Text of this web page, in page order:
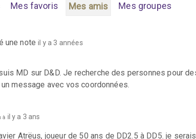
Mes favoris Mes amis Mes groupes
une noteil y a 3 années
MD sur D&D. Je recherche des personnes pour
message avec vos coordonnées.
à il y a 3 ans
Atrëus, joueur de 50 ans de DD2.5 à DD5. je